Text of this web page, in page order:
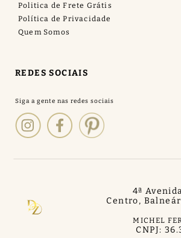
Politica de Frete Grátis
Política de Privacidade
Quem Somos
REDES SOCIAIS
MICHEL
4ª
Centro,
CNPJ: